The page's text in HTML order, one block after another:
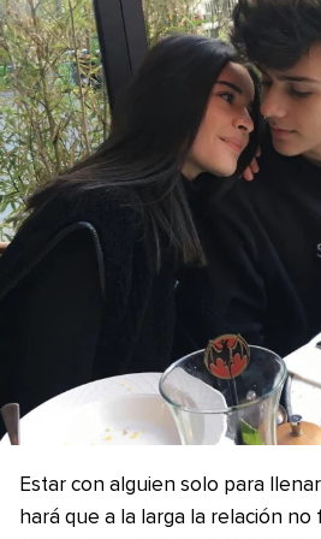
Estar con alguien solo para
hará que a la larga la relación